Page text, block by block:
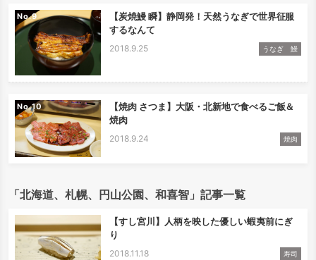
No.
【炭焼鰻 瞬】静岡発！天然うなぎで世界征服
するなんて
2018.9.25 うなぎ 鰻
No.
【焼肉 さつま】大阪・北新地で食べるご飯＆
焼肉
2018.9.24 焼肉
「北海道、札幌、円山公園、和喜智」記事一覧
【すし宮川】人柄を映した優しい蝦夷前にぎ
り
2018.11.18 寿司